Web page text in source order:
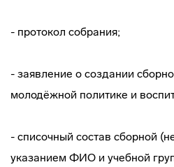
- протокол собрания;
- заявление о создании
молодёжной политике и
- списочный состав сборной
указанием ФИО и учебной